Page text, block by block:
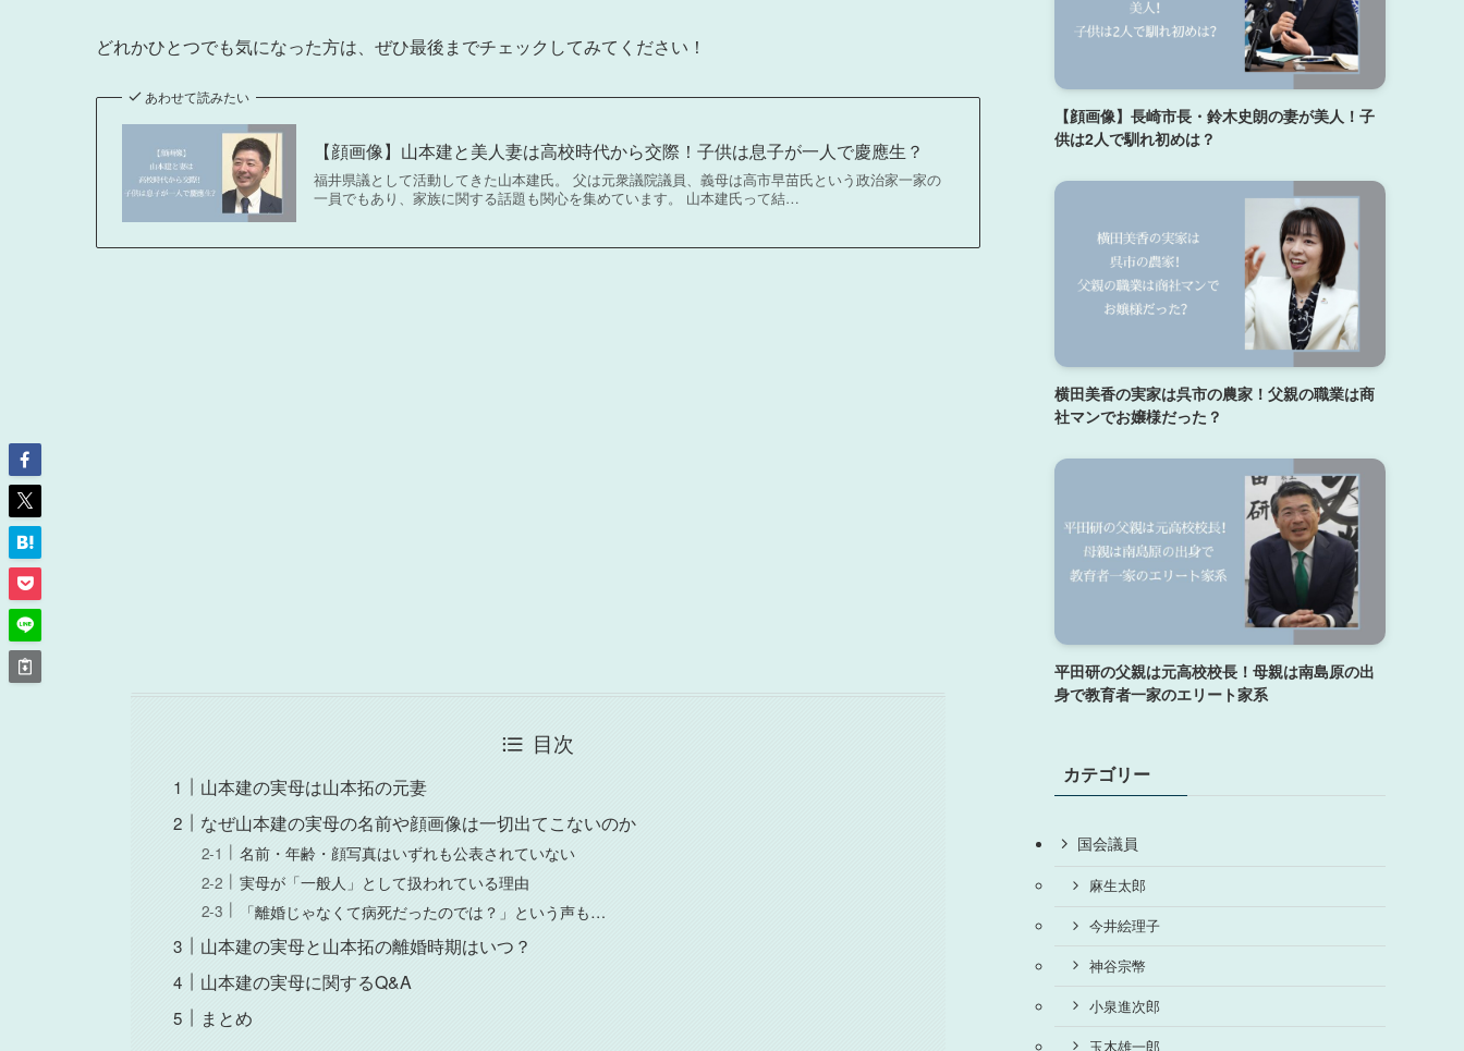
どれかひとつでも気になった方は、ぜひ最後までチェックしてみてください！
あわせて読みたい
【顔画像】山本建と美人妻は高校時代から交際！子供は息子が一人で慶應生？
福井県議として活動してきた山本建氏。 父は元衆議院議員、義母は高市早苗氏という政治家一家の
一員でもあり、家族に関する話題も関心を集めています。 山本建氏って結…
目次
山本建の実母は山本拓の元妻
なぜ山本建の実母の名前や顔画像は一切出てこないのか
名前・年齢・顔写真はいずれも公表されていない
実母が「一般人」として扱われている理由
「離婚じゃなくて病死だったのでは？」という声も…
山本建の実母と山本拓の離婚時期はいつ？
山本建の実母に関するQ&A
まとめ
【顔画像】長崎市長・鈴木史朗の妻が美人！子
供は2人で馴れ初めは？
横田美香の実家は呉市の農家！父親の職業は商
社マンでお嬢様だった？
平田研の父親は元高校校長！母親は南島原の出
身で教育者一家のエリート家系
カテゴリー
国会議員
麻生太郎
今井絵理子
神谷宗幣
小泉進次郎
玉木雄一郎